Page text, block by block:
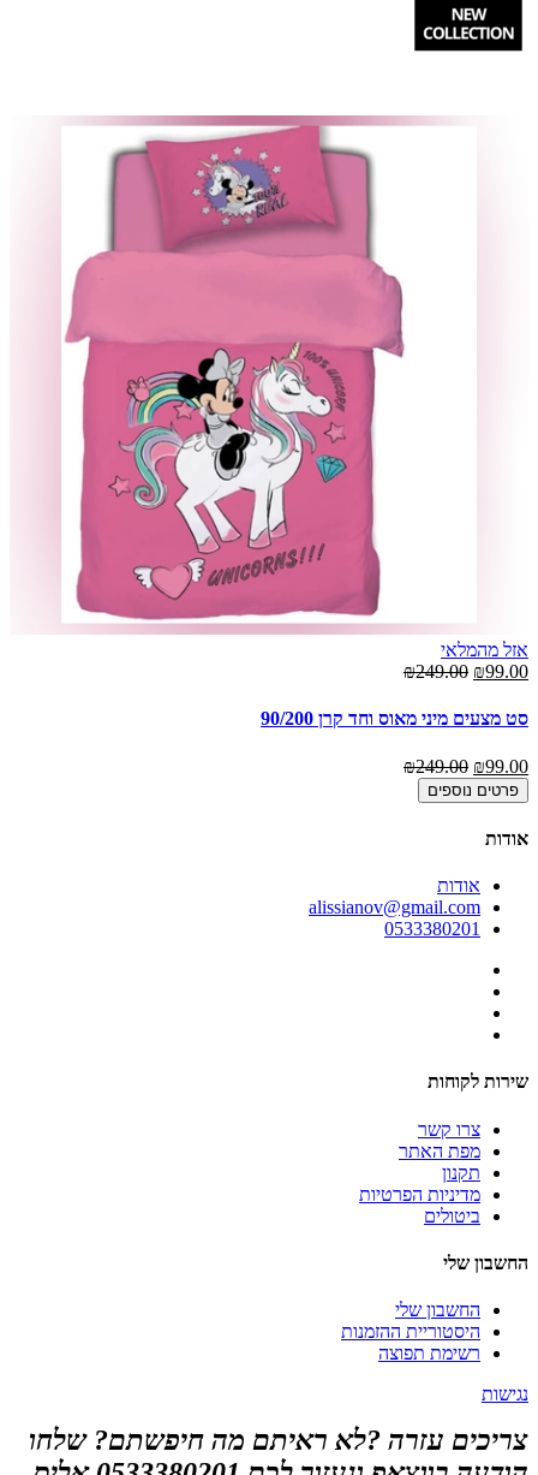
אזל מהמלאי
₪99.00
₪249.00
סט מצעים מיני מאוס וחד קרן 90/200
₪99.00
₪249.00
פרטים נוספים
אודות
אודות
alissianov@gmail.com
0533380201
שירות לקוחות
צרו קשר
מפת האתר
תקנון
מדיניות הפרטיות
ביטולים
החשבון שלי
החשבון שלי
היסטוריית ההזמנות
רשימת תפוצה
נגישות
צריכים עזרה ?לא ראיתם מה חיפשתם? שלחו